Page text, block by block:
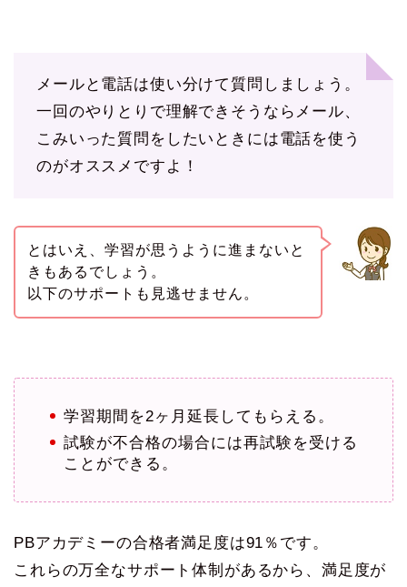
メールと電話は使い分けて質問しましょう。
一回のやりとりで理解できそうならメール、
こみいった質問をしたいときには電話を使う
のがオススメですよ！
とはいえ、学習が思うように進まないと
きもあるでしょう。
以下のサポートも見逃せません。
学習期間を2ヶ月延長してもらえる。
試験が不合格の場合には再試験を受ける
ことができる。
PBアカデミーの合格者満足度は91％です。
これらの万全なサポート体制があるから、満足度が